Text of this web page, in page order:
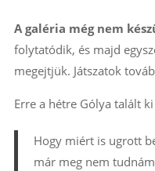
A galéria még nem
folytatódik, és majd
megejtjük. Játszatok
Erre a hétre Gólya talált
Hogy miért is ugrott
már meg nem